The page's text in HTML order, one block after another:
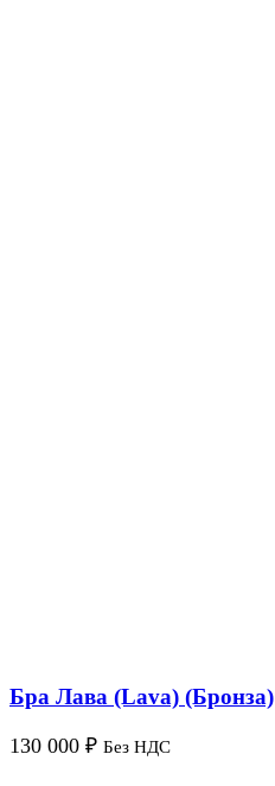
Бра Лава (Lava) (Бронза)
130 000 ₽ Без НДС